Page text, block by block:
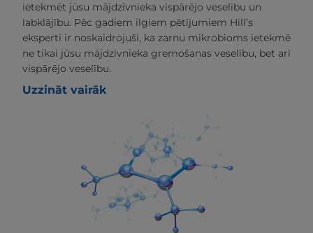
ietekmēt jūsu mājdzīvnieka vispārējo veselību un
labklājību. Pēc gadiem ilgiem pētījumiem Hill’s
eksperti ir noskaidrojuši, ka zarnu mikrobioms ietekmē
ne tikai jūsu mājdzīvnieka gremošanas veselību, bet arī
vispārējo veselību.
Uzzināt vairāk